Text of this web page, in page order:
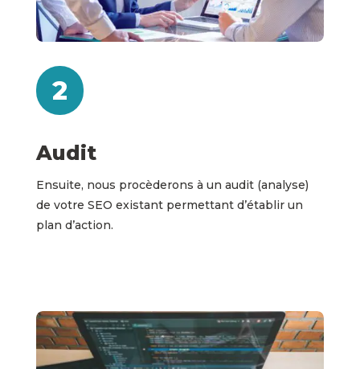
2
Audit
Ensuite, nous procèderons à un audit (analyse)
de votre SEO existant permettant d’établir un
plan d’action.